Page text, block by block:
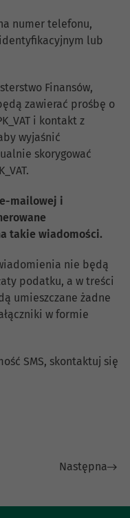
numer telefonu,
identyfikacyjnym lub
Finansów,
zawierać prośbę o
i kontakt z
wyjaśnić
skorygować
mailowej i
takie wiadomości.
nie będą
podatku, a w treści
umieszczane żadne
w formie
SMS, skontaktuj się
Następna